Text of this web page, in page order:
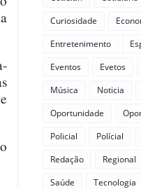
Curiosidade
Entretenimento
Eventos
Evetos
Música
Noticia
Oportunidade
Policial
Polícial
Redação
Regional
Saúde
Tecnologia